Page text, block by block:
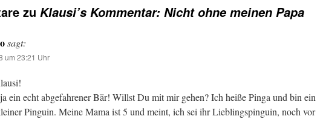
zu Klausi’s Kommentar: Nicht ohne meinen Papa
sagt:
um 23:21 Uhr
ein echt abgefahrener Bär! Willst Du mit mir gehen? Ich heiße Pinga und bin ein
Pinguin. Meine Mama ist 5 und meint, ich sei ihr Lieblingspinguin, noch vor